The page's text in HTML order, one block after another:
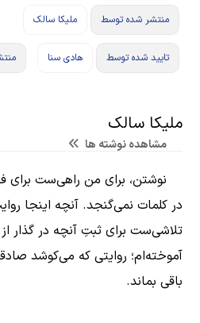
منتشر شده توسط ملیکا سالک
تایید شده توسط هادی سنا
ملیکا سالک
مشاهده نوشته ها
نوشتن، برای من راهی‌ست برای
در کلمات نمی‌گنجد. آنچه اینجا
تلاشی‌ست برای ثبتِ آنچه در گذار
آموخته‌ام؛ روایتی که می‌کوشد
باقی بماند.